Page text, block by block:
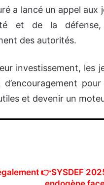
a lancé un appel aux
et de la
des autorités.
investissement, les
et devenir un
👉SYSDEF